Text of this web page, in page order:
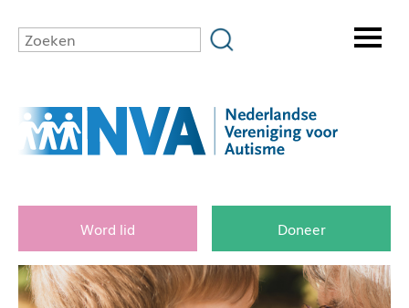
Word lid Doneer